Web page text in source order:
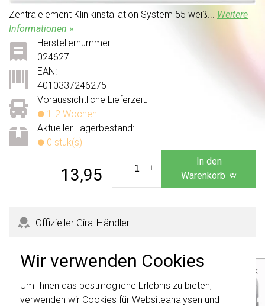
Wir verwenden Cookies
Um Ihnen das bestmögliche Erlebnis zu bieten,
verwenden wir Cookies für Websiteanalysen und
Zentralelement Klinikinstallation System 55 weiß... Weitere
Informationen »
Voraussichtliche Lieferzeit:
1-2 Wochen
Aktueller Lagerbestand:
0 stuk(s)
Herstellernummer:
024627
EAN:
4010337246275
13,95 +
-
In den
Warenkorb
Offizieller Gira-Händler
365 Tage Rückgaberecht
Sicher kaufen mit Käuferschutz
×
Wichtig: Gira Schalter und
Schalterwippen wurden erneuert. Sie sind